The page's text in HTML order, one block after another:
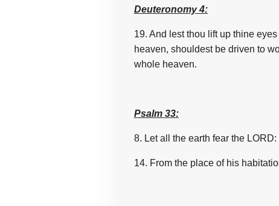
Deuteronomy 4:
19. And lest thou lift up thine
heaven, shouldest be driven to
whole heaven.
Psalm 33:
8. Letall the earth fear the
14. From the place ofhis